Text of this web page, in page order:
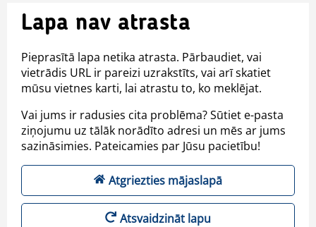
Lapa nav atrasta
Pieprasītā lapa netika atrasta. Pārbaudiet, vai
vietrādis URL ir pareizi uzrakstīts, vai arī skatiet
mūsu vietnes karti, lai atrastu to, ko meklējat.
Vai jums ir radusies cita problēma? Sūtiet e-pasta
ziņojumu uz tālāk norādīto adresi un mēs ar jums
sazināsimies. Pateicamies par Jūsu pacietību!
Atgriezties mājaslapā
Atsvaidzināt lapu